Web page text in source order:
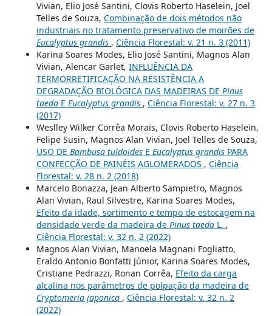
Vivian, Elio José Santini, Clovis Roberto Haselein, Joel
Telles de Souza, Combinação de dois métodos não
industriais no tratamento preservativo de moirões de
Eucalyptus grandis , Ciência Florestal: v. 21 n. 3 (2011)
Karina Soares Modes, Elio José Santini, Magnos Alan
Vivian, Alencar Garlet, INFLUÊNCIA DA
TERMORRETIFICAÇÃO NA RESISTÊNCIA A
DEGRADAÇÃO BIOLÓGICA DAS MADEIRAS DE Pinus
taedaE Eucalyptus grandis , Ciência Florestal: v. 27 n. 3
(2017)
Weslley Wilker Corrêa Morais, Clovis Roberto Haselein,
Felipe Susin, Magnos Alan Vivian, Joel Telles de Souza,
USO DE Bambusa tuldoidesE Eucalyptus grandisPARA
CONFECÇÃO DE PAINÉIS AGLOMERADOS , Ciência
Florestal: v. 28 n. 2 (2018)
Marcelo Bonazza, Jean Alberto Sampietro, Magnos
Alan Vivian, Raul Silvestre, Karina Soares Modes,
Efeito da idade, sortimento e tempo de estocagem na
densidade verde da madeira de Pinus taedaL. ,
Ciência Florestal: v. 32 n. 2 (2022)
Magnos Alan Vivian, Manoela Magnani Fogliatto,
Eraldo Antonio Bonfatti Júnior, Karina Soares Modes,
Cristiane Pedrazzi, Ronan Corrêa, Efeito da carga
alcalina nos parâmetros de polpação da madeira de
Cryptomeria japonica , Ciência Florestal: v. 32 n. 2
(2022)